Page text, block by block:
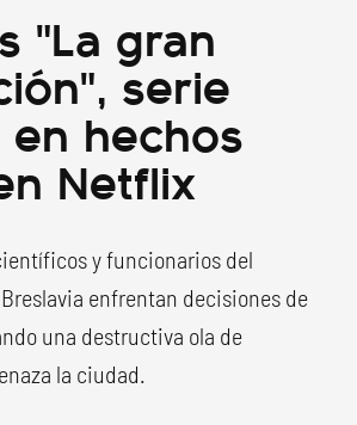
"La gran
serie
hechos
Netflix
y funcionarios del
enfrentan decisiones de
una destructiva ola de
la ciudad.